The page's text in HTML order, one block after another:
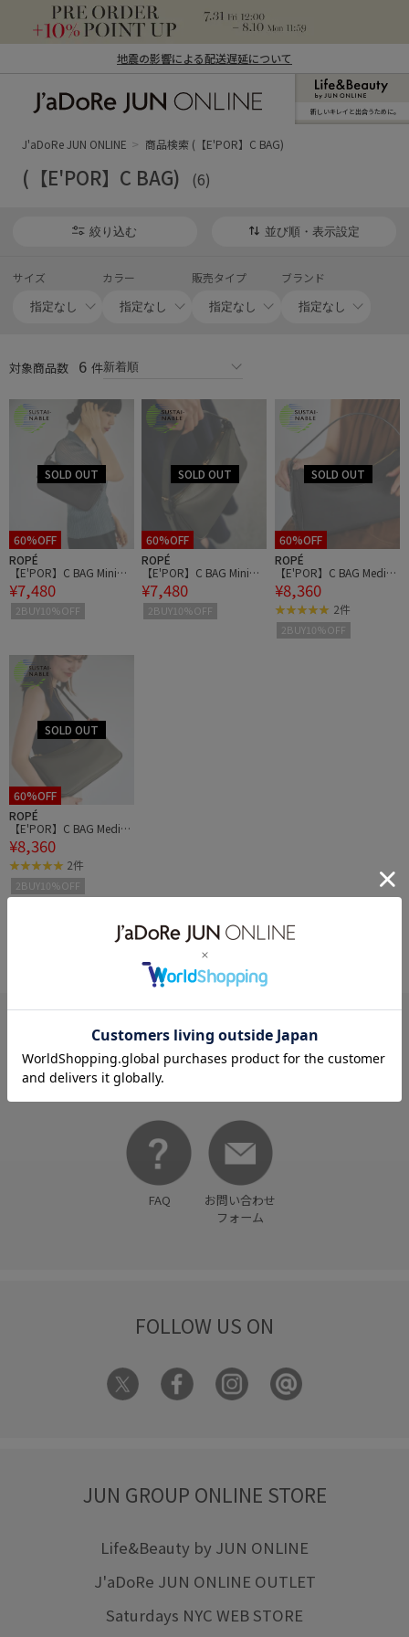
地震の影響による配送遅延について
ン オンライン）
新しいキレイと出合うために。
J'aDoRe JUN ONLINE 商品検索 (【E'POR】C BAG)
(【E'POR】C BAG) (6)
絞り込む 並び順・表示設定
サイズ カラー 販売タイプ ブランド
対象商品数 6 件
60%OFF
ROPÉ
【E'POR】C BAG Mini
【撥水】【超軽量】
¥7,480
2BUY10%OFF
60%OFF
ROPÉ
【E'POR】C BAG Mini
【撥水】【超軽量】
¥7,480
2BUY10%OFF
60%OFF
ROPÉ
【E'POR】C BAG Mediu
m【撥水】【超軽量】
¥8,360
2件
2BUY10%OFF
60%OFF
ROPÉ
【E'POR】C BAG Mediu
m【撥水】【超軽量】
¥8,360
2件
2BUY10%OFF
HELP
何かお困りですか？
FAQ
お問い合わせ
フォーム
FOLLOW US ON
JUN GROUP ONLINE STORE
Life&Beauty by JUN ONLINE
J'aDoRe JUN ONLINE OUTLET
Saturdays NYC WEB STORE